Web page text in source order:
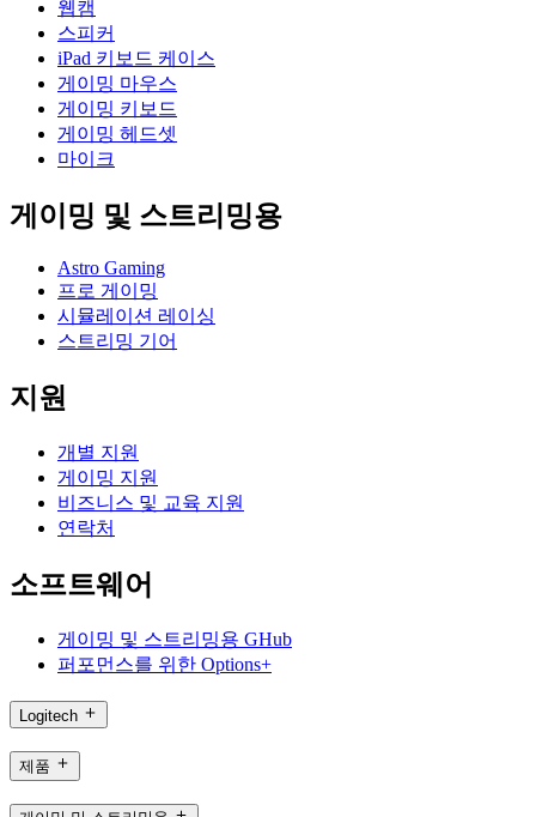
웹캠
스피커
iPad 키보드 케이스
게이밍 마우스
게이밍 키보드
게이밍 헤드셋
마이크
게이밍 및 스트리밍용
Astro Gaming
프로 게이밍
시뮬레이션 레이싱
스트리밍 기어
지원
개별 지원
게이밍 지원
비즈니스 및 교육 지원
연락처
소프트웨어
게이밍 및 스트리밍용 GHub
퍼포먼스를 위한 Options+
Logitech
제품